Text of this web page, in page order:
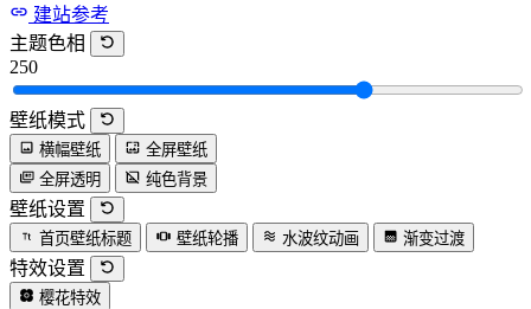
建站参考
主题色相
250
壁纸模式
横幅壁纸
全屏壁纸
全屏透明
纯色背景
壁纸设置
首页壁纸标题 壁纸轮播 水波纹动画 渐变过渡
特效设置
樱花特效